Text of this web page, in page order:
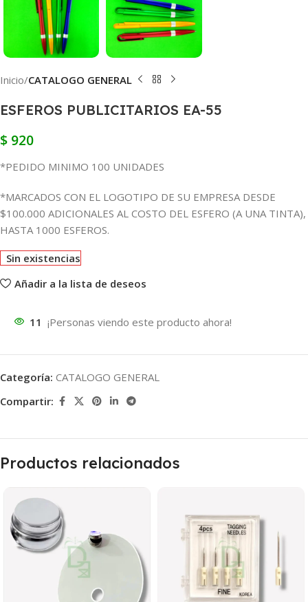
Inicio CATALOGO GENERAL
ESFEROS PUBLICITARIOS EA-55
$ 920
*PEDIDO MINIMO 100 UNIDADES
*MARCADOS CON EL LOGOTIPO DE SU EMPRESA DESDE
$100.000 ADICIONALES AL COSTO DEL ESFERO (A UNA TINTA),
HASTA 1000 ESFEROS.
Sin existencias
Añadir a la lista de deseos
11 ¡Personas viendo este producto ahora!
Categoría: CATALOGO GENERAL
Compartir:
Productos relacionados